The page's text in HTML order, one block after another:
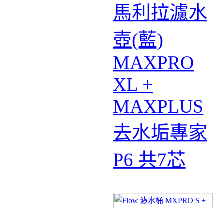
馬利拉濾水
壺(藍)
MAXPRO
XL +
MAXPLUS
去水垢專家
P6 共7芯